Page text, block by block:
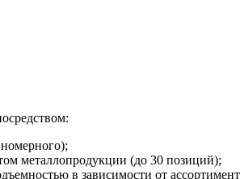
металлопродукции (до 30 позиций);
в зависимости от